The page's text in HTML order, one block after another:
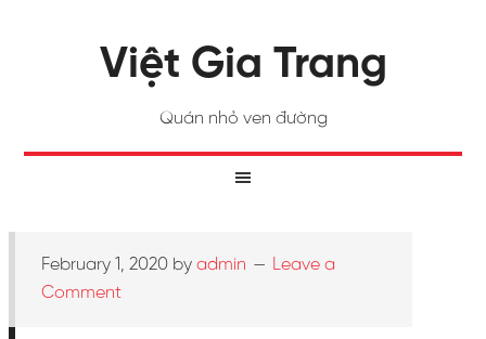
Việt Gia Trang
Quán nhỏ ven đường
February 1, 2020 by admin
Leave a
Comment